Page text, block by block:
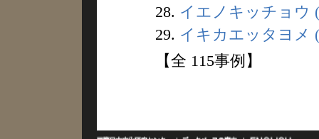
28. イエノキッチョウ
29. イキカエッタヨメ
【全 115事例】